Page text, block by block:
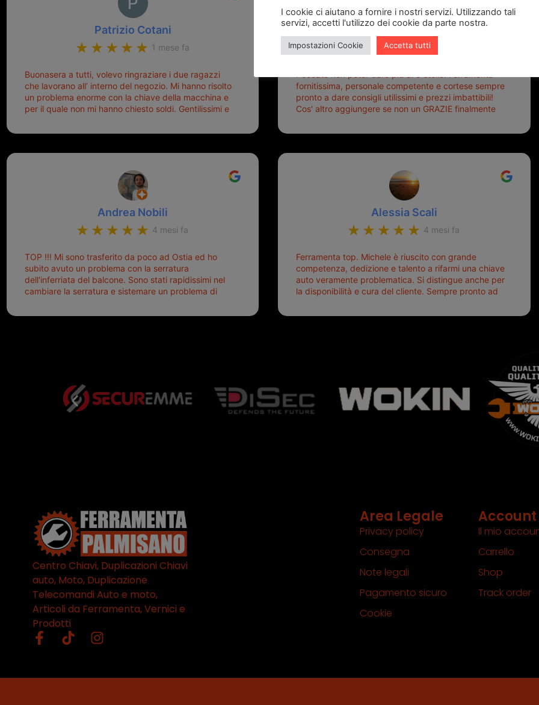
Patrizio Cotani
1 mese fa
Buonasera a tutti, volevo ringraziare i due ragazzi
che lavorano all’ interno del negozio. Mi hanno risolto
un problema enorme con la chiave della macchina e
per il quale non mi hanno chiesto soldi. Gentilissimi e
Sicuramente tornerò qui per qualsiasi altro problema.
Mayla Buzzi
2 mesi fa
fornitissima, personale competente e cortese sempre
pronto a dare consigli utilissimi e prezzi imbattibili!
Cos' altro aggiungere se non un GRAZIE finalmente
siete il mio riferimento. Ah dimenticavo...da loro sono
trove! Top top top!!!
Andrea Nobili
4 mesi fa
TOP !!! Mi sono trasferito da poco ad Ostia ed ho
subito avuto un problema con la serratura
dell'inferriata del balcone. Sono stati rapidissimi nel
cambiare la serratura e sistemare un problema di
che onesto evitando spese ben più esose.
Alessia Scali
4 mesi fa
Ferramenta top. Michele è riuscito con grande
competenza, dedizione e talento a rifarmi una chiave
auto veramente problematica. Si distingue anche per
la disponibilità e cura del cliente. Sempre pronto ad
Centro Chiavi, Duplicazioni Chiavi
auto, Moto, Duplicazione
Telecomandi Auto e moto,
Articoli da Ferramenta, Vernici e
Prodotti
Area Legale
Privacy policy
Consegna
Note legali
Pagamento sicuro
Cookie
Account
Il mio
Carrello
Shop
Track order
I cookie ci aiutano a fornire i nostri servizi. Utilizzando tali
servizi, accetti l'utilizzo dei cookie da parte nostra.
Impostazioni Cookie Accetta tutti